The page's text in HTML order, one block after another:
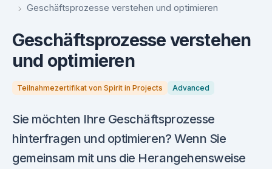
Geschäftsprozesse verstehen und optimieren
Geschäftsprozesse verstehen
und optimieren
Teilnahmezertifikat von Spirit in Projects Advanced
Sie möchten Ihre Geschäftsprozesse
hinterfragen und optimieren? Wenn Sie
gemeinsam mit uns die Herangehensweise